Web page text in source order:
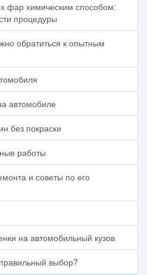
фар химическим способом:
процедуры
обратиться к опытным
автомобиле
без покраски
работы
и советы по его
на автомобильный кузов
выбор?